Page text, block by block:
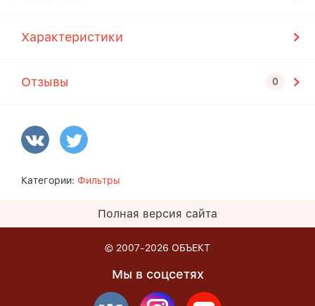
Характеристики
Отзывы
Категории: Фильтры
Полная версия сайта
© 2007-2026 ОБЪЕКТ
Мы в соцсетях